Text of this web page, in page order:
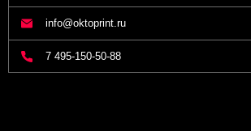
info@oktoprint.ru
7 495-150-50-88